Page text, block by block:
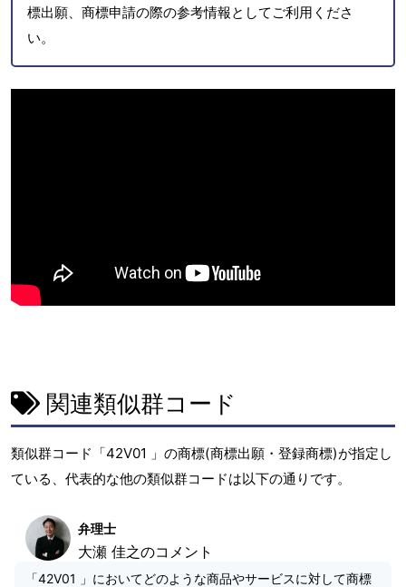
標出願、商標申請の際の参考情報としてご利用くださ
い。
関連類似群コード
類似群コード「42V01 」の商標(商標出願・登録商標)が指定し
ている、代表的な他の類似群コードは以下の通りです。
弁理士
大瀬 佳之のコメント
「42V01 」においてどのような商品やサービスに対して商標